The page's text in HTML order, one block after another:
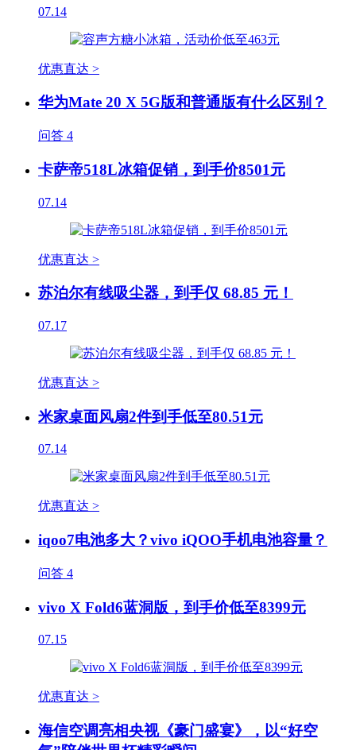
07.14
优惠直达 >
华为Mate 20 X 5G版和普通版有什么区别？
问答 4
卡萨帝518L冰箱促销，到手价8501元
07.14
优惠直达 >
苏泊尔有线吸尘器，到手仅 68.85 元！
07.17
优惠直达 >
米家桌面风扇2件到手低至80.51元
07.14
优惠直达 >
iqoo7电池多大？vivo iQOO手机电池容量？
问答 4
vivo X Fold6蓝洞版，到手价低至8399元
07.15
优惠直达 >
海信空调亮相央视《豪门盛宴》，以“好空